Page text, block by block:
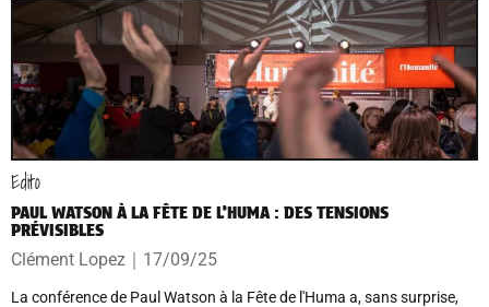
Edito
PAUL WATSON À LA FÊTE DE L’HUMA : DES TENSIONS
PRÉVISIBLES
Clément Lopez ｜ 17/09/25
La conférence de Paul Watson à la Fête de l'Huma a, sans surprise,